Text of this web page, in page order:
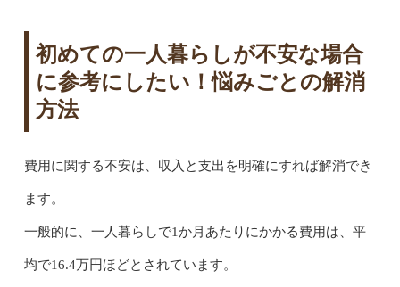
初めての一人暮らしが不安な場合
に参考にしたい！悩みごとの解消
方法
費用に関する不安は、収入と支出を明確にすれば解消でき
ます。
一般的に、一人暮らしで1か月あたりにかかる費用は、平
均で16.4万円ほどとされています。